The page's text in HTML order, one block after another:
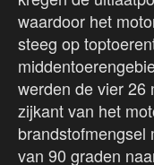
waardoor het
steeg op
werden de vier 26
zijkant van het
brandstofmengsel
van 90 graden